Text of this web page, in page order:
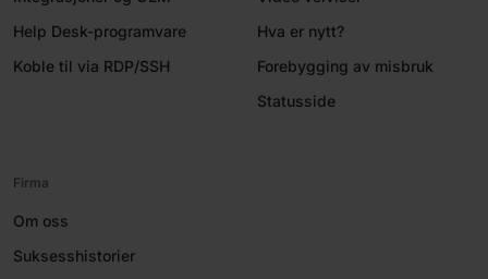
Help Desk-programvare
Koble til via RDP/SSH
Hva er nytt?
Forebygging av misbruk
Statusside
Firma
Om oss
Suksesshistorier